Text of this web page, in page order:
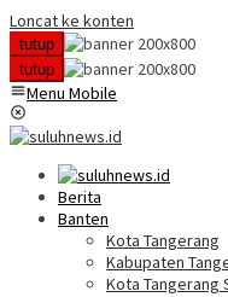
Loncat ke konten
tutup
tutup
Menu Mobile
Berita
Banten
Kota Tangerang
Kabupaten
Kota Tangerang